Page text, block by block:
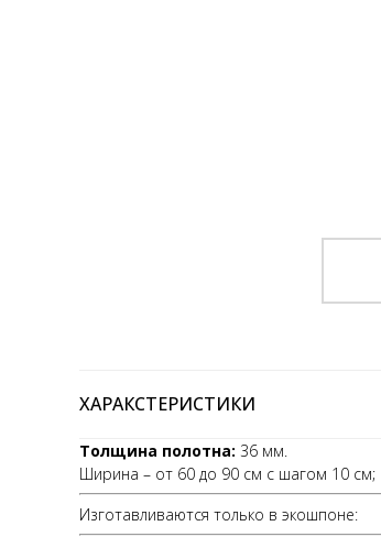
ХАРАКСТЕРИСТИКИ
Толщина полотна: 36 мм.
Ширина – от 60 до 90 см с шагом 10 см;
Изготавливаются только в экошпоне: